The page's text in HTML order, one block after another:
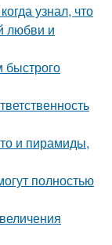
узнал, что
любви и
и пирамиды,
полностью